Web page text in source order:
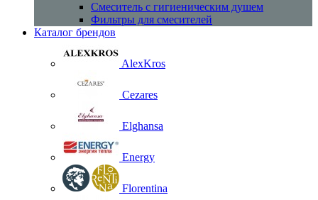
Смеситель с гигиеническим душем
Фильтры для смесителей
Каталог брендов
AlexKros
Cezares
Elghansa
Energy
Florentina